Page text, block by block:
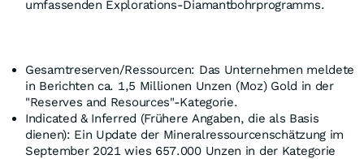
umfassenden Explorations-Diamantbohrprogramms.
Gesamtreserven/Ressourcen: Das Unternehmen meldete
in Berichten ca. 1,5 Millionen Unzen (Moz) Gold in der
"Reserves and Resources"-Kategorie.
Indicated & Inferred (Frühere Angaben, die als Basis
dienen): Ein Update der Mineralressourcenschätzung im
September 2021 wies 657.000 Unzen in der Kategorie